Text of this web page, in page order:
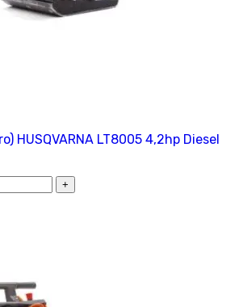
HUSQVARNA LT8005 4,2hp Diesel